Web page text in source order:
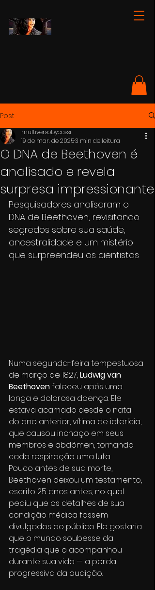
Post
O DNA de Beethoven é
analisado e revela
surpresa impressionante
multiversobycassi
19 de mar. de 20253 min de leitura
Pesquisadores analisaram o
DNA de Beethoven, revisitando
segredos sobre sua saúde,
ancestralidade e um mistério
que surpreendeu os cientistas
Numa segunda-feira tempestuosa
de março de 1827, Ludwig van
Beethoven faleceu após uma
longa e dolorosa doença. Ele
estava acamado desde o natal
do ano anterior, vítima de icterícia,
que causou inchaço em seus
membros e abdômen, tornando
cada respiração uma luta.
Pouco antes de sua morte,
Beethoven deixou um testamento,
escrito 25 anos antes, no qual
pediu que os detalhes de sua
condição médica fossem
divulgados ao público. Ele gostaria
que o mundo soubesse da
tragédia que o acompanhou
durante sua vida — a perda
progressiva da audição.